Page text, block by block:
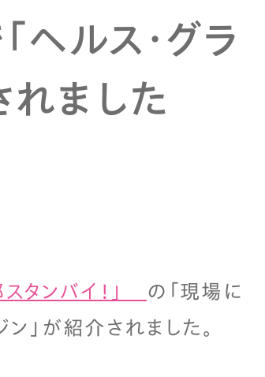
ヘルス・グラ
れました
タンバイ！」
の「現場に
ン」が紹介されました。